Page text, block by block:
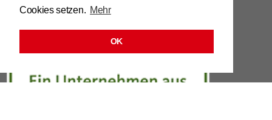
Cookies setzen. Mehr
OK
info@​stuhl.​it